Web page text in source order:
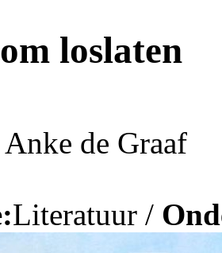
loslaten
Anke de Graaf
Literatuur /